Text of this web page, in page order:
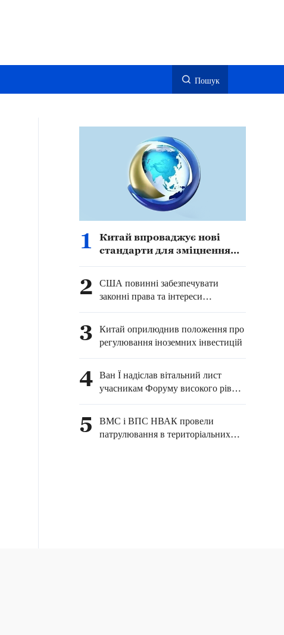
Пошук
1
Китай впроваджує нові
стандарти для зміцнення
стимулювання економіки
2 США повинні забезпечувати
законні права та інтереси
китайських журналістів у
3 Китай оприлюднив положення про
регулювання іноземних інвестицій
4 Ван Ї надіслав вітальний лист
учасникам Форуму високого рівня
китайсько-російських аналітичних
5
ВМС і ВПС НВАК провели
патрулювання в територіальних